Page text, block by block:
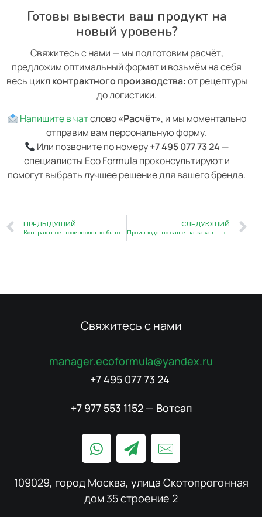
Готовы вывести ваш продукт на
новый уровень?
Свяжитесь с нами — мы подготовим расчёт,
предложим оптимальный формат и возьмём на себя
весь цикл контрактного производства: от рецептуры
до логистики.
Напишите в чатслово«Расчёт», и мы моментально
отправим вам персональную форму.
Или позвоните по номеру+7 495 077 73 24 —
специалисты Eco Formula проконсультируют и
помогут выбрать лучшее решение для вашего бренда.
ПРЕДЫДУЩИЙ СЛЕДУЮЩИЙ
Свяжитесь с нами
manager.ecoformula@yandex.ru
+7 495 077 73 24
+7 977 553 1152 — Вотсап
109029, город Москва, улица Скотопрогонная
дом 35 строение 2